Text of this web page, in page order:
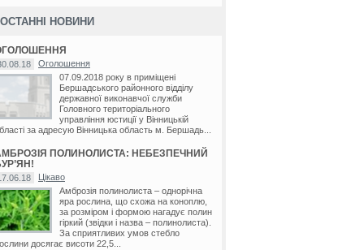
ОСТАННІ НОВИНИ
Оголошення
07.09.2018 року в приміщені
Бершадського районного відділу
державної виконавчої служби
Головного територіального
управління юстиції у Вінницькій
за адресую Вінницька область м. Бершадь...
ПОЛИНОЛИСТА: НЕБЕЗПЕЧНИЙ
Цікаво
Амброзія полинолиста – однорічна
яра рослина, що схожа на коноплю,
за розміром і формою нагадує полин
гіркий (звідки і назва – полинолиста).
За сприятливих умов стебло
досягає висоти 22,5...